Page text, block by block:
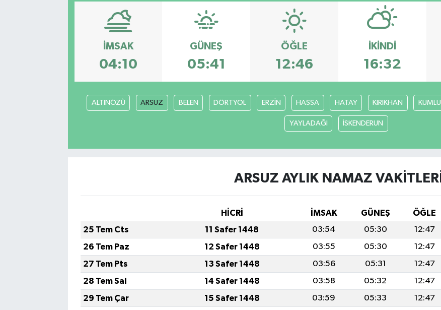
İMSAK
04:10
GÜNEŞ
05:41
ÖĞLE
12:46
İKINDI
16:32
ALTINÖZÜ ARSUZ BELEN DÖRTYOL ERZİN HASSA HATAY KIRIKHAN KUMLU
YAYLADAĞI İSKENDERUN
ARSUZ AYLIK NAMAZ VAKITLERI
HİCRİ İMSAK GÜNEŞ ÖĞLE
25 Tem Cts
11 Safer 1448 03:54 05:30 12:47
26 Tem Paz
12 Safer 1448 03:55 05:30 12:47
27 Tem Pts
13 Safer 1448 03:56 05:31 12:47
28 Tem Sal
14 Safer 1448 03:58 05:32 12:47
29 Tem Çar
15 Safer 1448 03:59 05:33 12:47